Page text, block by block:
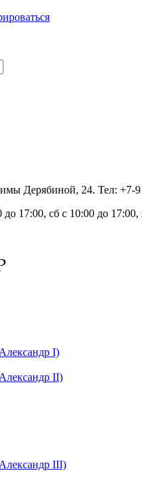
Дерябиной, 24. Тел: +7-
17:00, сб с 10:00 до
I)
II)
III)